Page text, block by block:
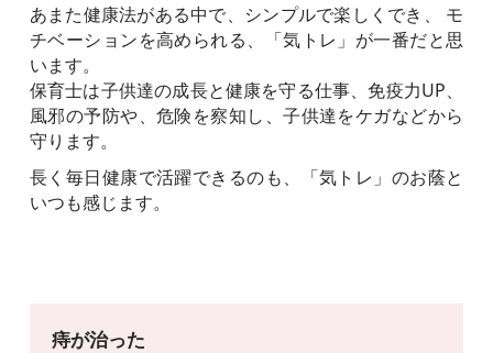
あまた健康法がある中で、シンプルで楽しくでき、 モ
チベーションを高められる、「気トレ」が一番だと思
います。
保育士は子供達の成長と健康を守る仕事、免疫力UP、
風邪の予防や、危険を察知し、子供達をケガなどから
守ります。
長く毎日健康で活躍できるのも、「気トレ」のお蔭と
いつも感じます。
痔が治った